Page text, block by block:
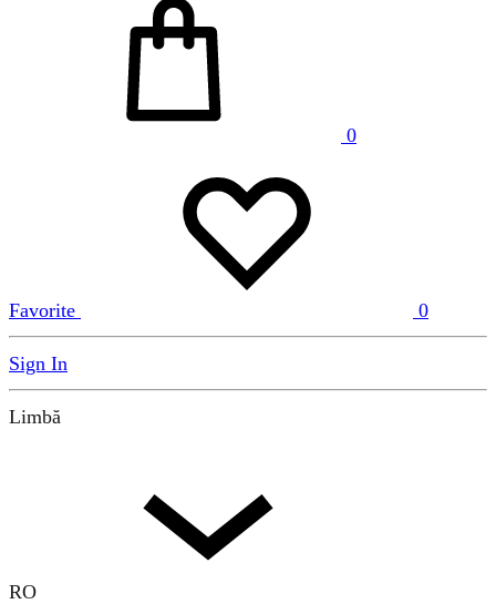
0
Favorite 0
Sign In
Limbă
RO